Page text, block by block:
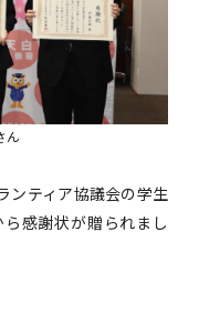
ん
ンティア協議会の学生
ら感謝状が贈られまし